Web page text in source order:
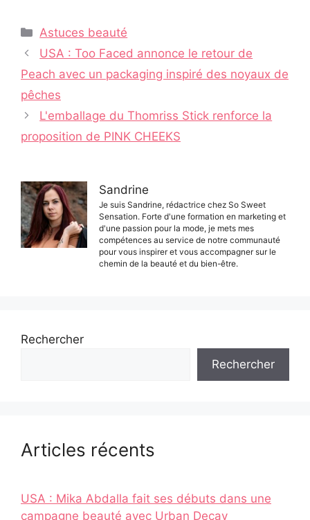
Catégories
Astuces beauté
Navigation
des
USA : Too Faced annonce le retour de
Peach avec un packaging inspiré des noyaux de
pêches
L'emballage du Thomriss Stick renforce la
proposition de PINK CHEEKS
Sandrine
Je suis Sandrine, rédactrice chez So Sweet
Sensation. Forte d'une formation en marketing et
d'une passion pour la mode, je mets mes
compétences au service de notre communauté
pour vous inspirer et vous accompagner sur le
chemin de la beauté et du bien-être.
Rechercher
Rechercher
Articles récents
USA : Mika Abdalla fait ses débuts dans une
campagne beauté avec Urban Decay